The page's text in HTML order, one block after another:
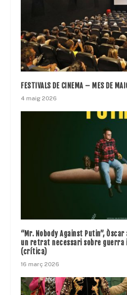
FESTIVALS DE CINEMA – MES DE
4 maig 2026
“Mr. Nobody Against Putin”,
un retrat necessari sobre guerra i
(crítica)
16 març 2026